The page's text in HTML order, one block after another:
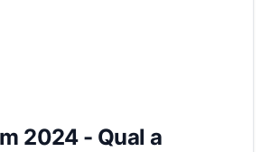
2024 - Qual a